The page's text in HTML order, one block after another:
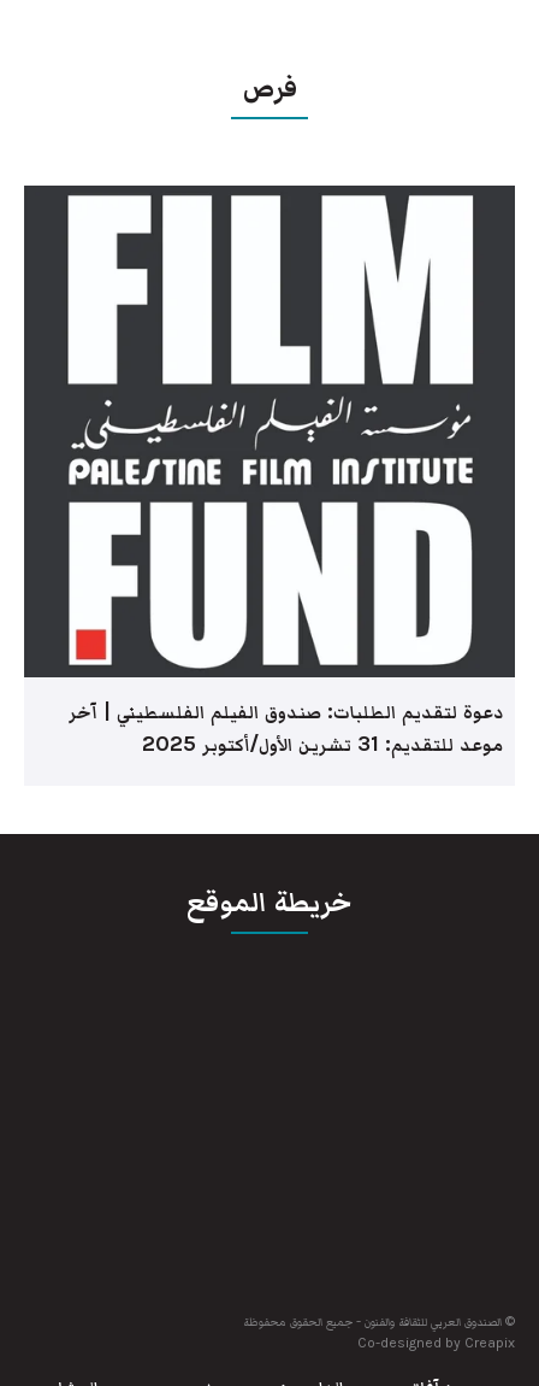
فرص
دعوة لتقديم الطلبات: صندوق الفيلم الفلسطيني | آخر
موعد للتقديم: 31 تشرين الأول/أكتوبر 2025
خريطة الموقع
© الصندوق العربي للثقافة والفنون - جميع الحقوق محفوظة
Co-designed by Creapix